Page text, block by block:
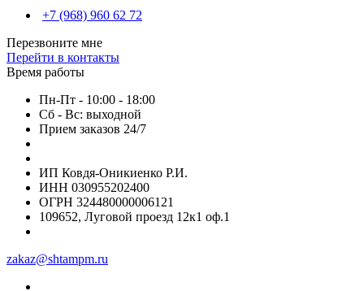
+7 (968) 960 62 72
Перезвоните мне
Перейти в контакты
Время работы
Пн-Пт - 10:00 - 18:00
Сб - Вс: выходной
Прием заказов 24/7
ИП Ковдя-Оникиенко Р.И.
ИНН 030955202400
ОГРН 324480000006121
109652, Луговой проезд 12к1 оф.1
zakaz@shtampm.ru